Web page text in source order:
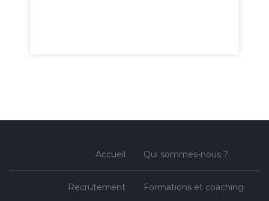
Accueil Qui sommes-nous ?
Recrutement Formations et coaching